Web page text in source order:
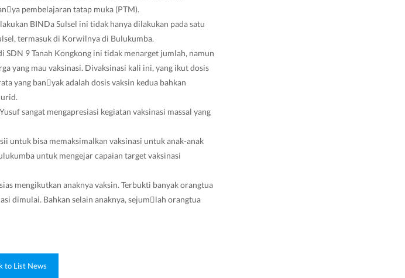
pembelajaran tatap muka (PTM).
BINDa Sulsel ini tidak hanya dilakukan pada satu
termasuk di Korwilnya di Bulukumba.
9 Tanah Kongkong ini tidak menarget jumlah, namun
yang mau vaksinasi. Divaksinasi kali ini, yang ikut dosis
yang ban￾yak adalah dosis vaksin kedua bahkan
sangat mengapresiasi kegiatan vaksinasi massal yang
untuk bisa memaksimalkan vaksinasi untuk anak-anak
untuk mengejar capaian target vaksinasi
mengikutkan anaknya vaksin. Terbukti banyak orangtua
dimulai. Bahkan selain anaknya, sejum￾lah orangtua
to List News